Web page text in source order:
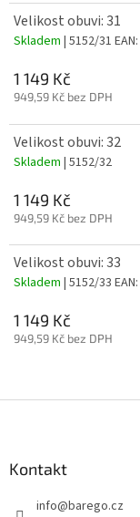
Velikost obuvi: 31
Skladem | 5152/31 EAN:
1 149 Kč
949,59 Kč bez DPH
Velikost obuvi: 32
Skladem | 5152/32
1 149 Kč
949,59 Kč bez DPH
Velikost obuvi: 33
Skladem | 5152/33 EAN:
1 149 Kč
949,59 Kč bez DPH
Kontakt
info@barego.cz